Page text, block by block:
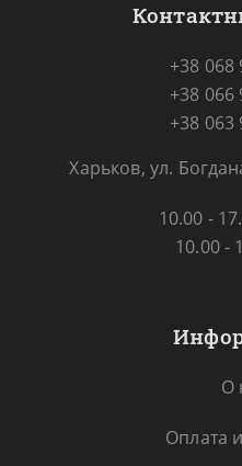
+38 068
+38 066
+38 063
Харьков, ул.
10.00 -
10.00 -
О
Оплата